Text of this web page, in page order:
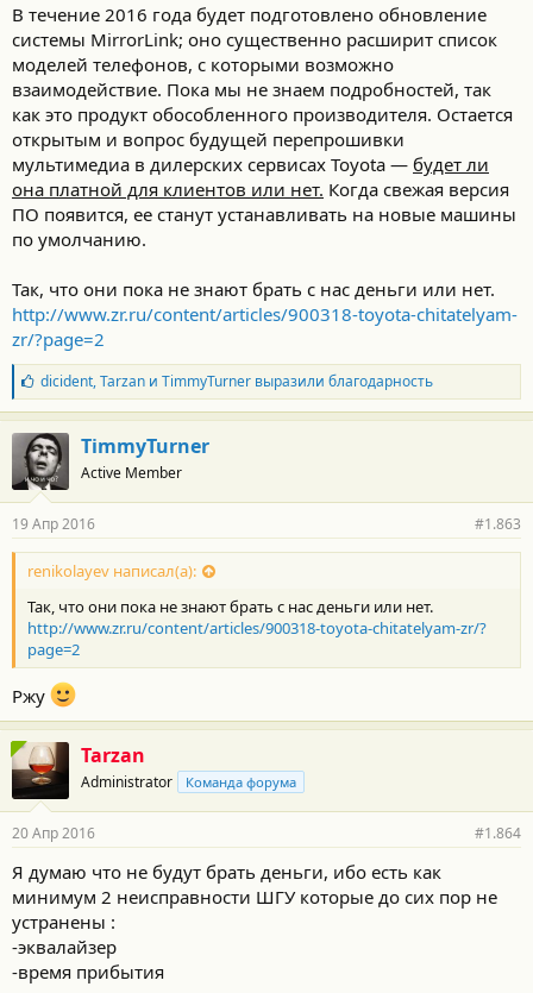
В течение 2016 года будет подготовлено обновление
системы MirrorLink; оно существенно расширит список
моделей телефонов, с которыми возможно
взаимодействие. Пока мы не знаем подробностей, так
как это продукт обособленного производителя. Остается
открытым и вопрос будущей перепрошивки
мультимедиа в дилерских сервисах Toyota — будет ли
она платной для клиентов или нет. Когда свежая версия
ПО появится, ее станут устанавливать на новые машины
по умолчанию.
Так, что они пока не знают брать с нас деньги или нет.
http://www.zr.ru/content/articles/900318-toyota-chitatelyam-
zr/?page=2
Б
л
а
г
о
д
а
н
о
с
и
:
dicident,Tarzanи TimmyTurnerвыразили благодарность
TimmyTurner
Active Member
19 Апр 2016 #1.863
renikolayev написал(а):
Так, что они пока не знают брать с нас деньги или нет.
http://www.zr.ru/content/articles/900318-toyota-chitatelyam-zr/?
page=2
Ржу
Tarzan
Administrator Команда форума
20 Апр 2016 #1.864
Я думаю что не будут брать деньги, ибо есть как
минимум 2 неисправности ШГУ которые до сих пор не
устранены :
-эквалайзер
-время прибытия